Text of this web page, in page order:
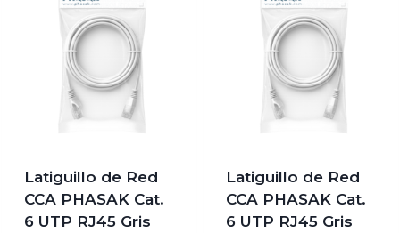
Latiguillo de Red
CCA PHASAK Cat.
6 UTP RJ45 Gris
Latiguillo de Red
CCA PHASAK Cat.
6 UTP RJ45 Gris